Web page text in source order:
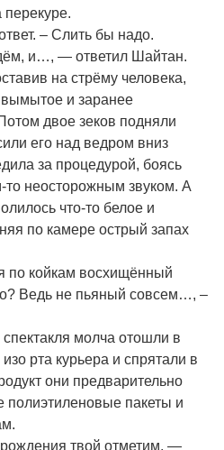
перекуре.
– Слить бы надо.
и…, — ответил Шайтан.
на стрёму человека,
и заранее
двое зеков подняли
его над ведром вниз
за процедурой, боясь
то неосторожным звуком. А
что-то белое и
по камере острый запах
по койкам восхищённый
Ведь не пьяный совсем…, –
молча отошли в
рта курьера и спрятали в
они предварительно
полиэтиленовые пакеты и
твой отметим, —